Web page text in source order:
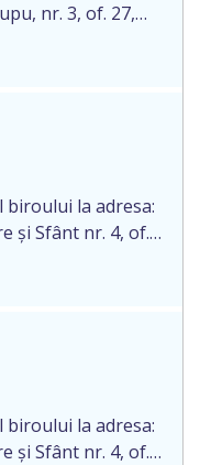
nr. 3, of. 27,
certificatului de
pentru
biroului la adresa:
și Sfânt nr. 4, of.
DODI EUGENIU,
de 12.01.2026
douăzeci și
moștenitor este
biroului la adresa:
și Sfânt nr. 4, of.